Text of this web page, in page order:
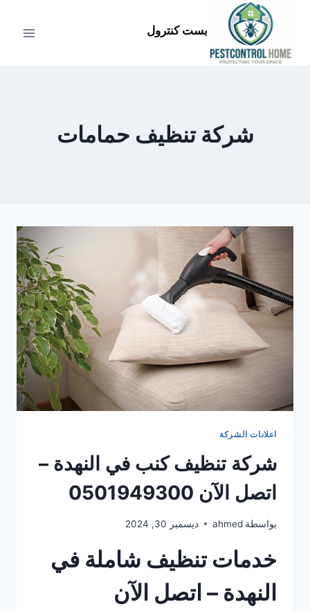
المحتوى
بست كنترول
شركة تنظيف حمامات
اعلانات الشركة
شركة تنظيف كنب في النهدة –
اتصل الآن 0501949300
بواسطة ahmed ديسمبر 30, 2024
خدمات تنظيف شاملة في
النهدة – اتصل الآن